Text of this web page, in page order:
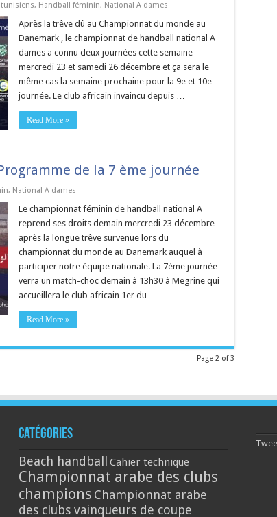
tunisiens, Handball féminin, National A dames
Après la trêve dû au Championnat du monde au
Danemark , le championnat de handball national A
dames a connu deux journées cette semaine
mercredi 23 et samedi 26 décembre et ça sera le
même cas la semaine prochaine pour la 9e et 10e
journée. Le club africain invaincu depuis …
Read More »
de la 7 ème journée
, National A dames
Le championnat féminin de handball national A
reprend ses droits demain mercredi 23 décembre
après la longue trêve survenue lors du
championnat du monde au Danemark auquel à
participer notre équipe nationale. La 7éme journée
verra un match-choc demain à 13h30 à Megrine qui
accueillera le club africain 1er du …
Read More »
Page 2 of 3
Catégories
Beach handball Cahier technique
Championnat arabe des clubs
champions Championnat arabe
des clubs vainqueurs de coupe